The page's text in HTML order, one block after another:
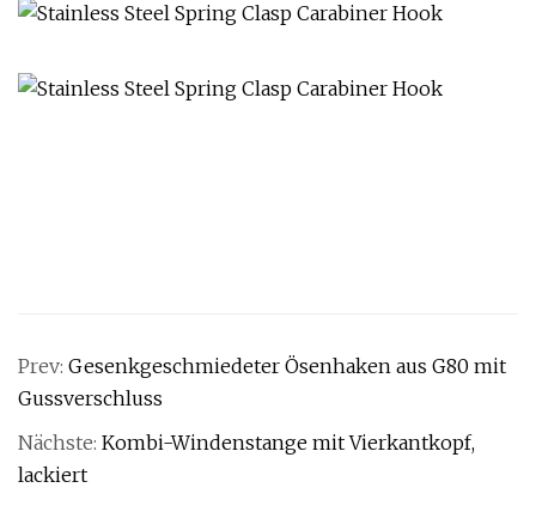
Prev: Gesenkgeschmiedeter Ösenhaken aus G80 mit
Gussverschluss
Nächste: Kombi-Windenstange mit Vierkantkopf,
lackiert